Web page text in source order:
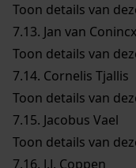
Toon details van
7.13. Jan van
Toon details van
7.14. Cornelis Tjallis
Toon details van
7.15. Jacobus Vael
Toon details van
7.16. J.J. Coppen